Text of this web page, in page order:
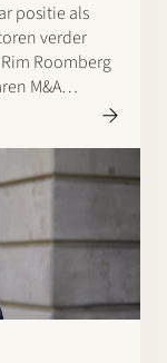
positie als
verder
Roomberg
M&A